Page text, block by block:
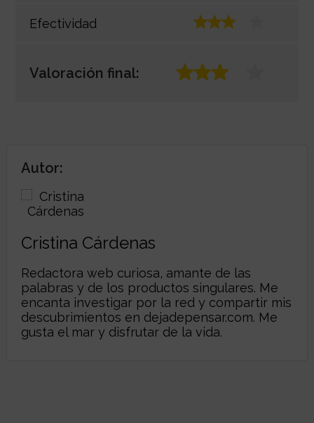
Efectividad
Valoración final:
Autor:
Cristina Cárdenas
Redactora web curiosa, amante de las
palabras y de los productos singulares. Me
encanta investigar por la red y compartir mis
descubrimientos en dejadepensar.com. Me
gusta el mar y disfrutar de la vida.